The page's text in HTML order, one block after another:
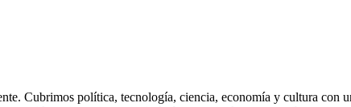
Cubrimos política, tecnología, ciencia, economía y cultura con